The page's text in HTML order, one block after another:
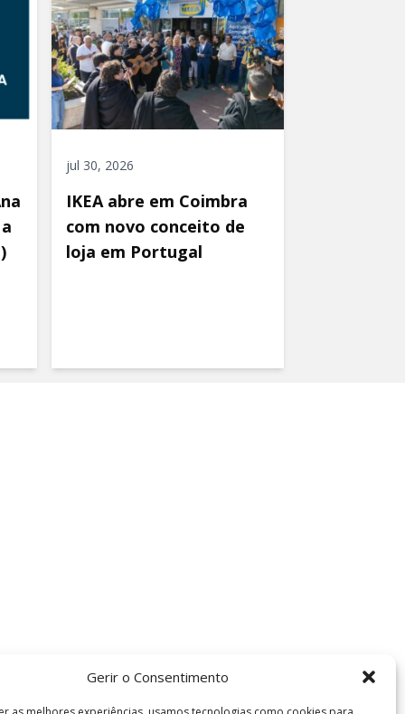
Gerir o Consentimento
jul 30, 2026
IKEA abre em Coimbra
com novo conceito de
loja em Portugal